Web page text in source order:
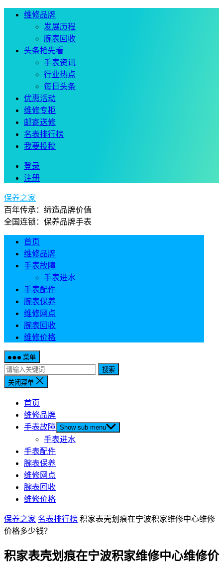
维修品牌
发展历程
腕表回收
头条抢先看
手表资讯
行业热点
每日头条
优惠活动
维修专柜
邮寄送修
名表排行榜
我要投稿
登录
注册
保养之家
百年传承：缔造品牌价值
全国连锁：保养品牌手表
首页
维修品牌
手表故障
手表进水
手表配件
腕表保养
维修网点
腕表回收
维修价格
菜单
搜索
关闭菜单
首页
维修品牌
手表故障 Show sub menu
手表进水
手表配件
腕表保养
维修网点
腕表回收
维修价格
保养之家 名表排行榜 积家表壳划痕在宁波积家维修中心维修
价格多少钱？
积家表壳划痕在宁波积家维修中心维修价